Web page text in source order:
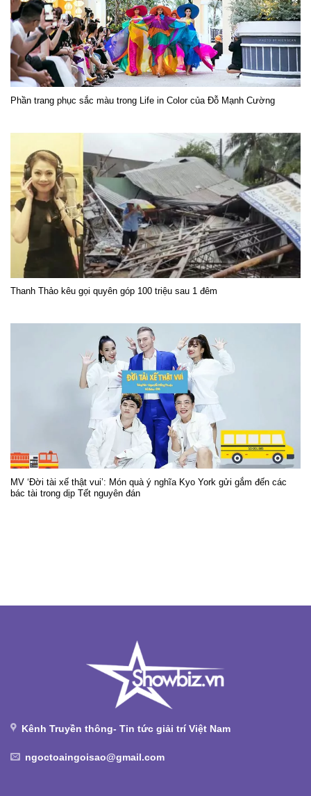
Phần trang phục sắc màu trong Life in Color của Đỗ Mạnh Cường
Thanh Thảo kêu gọi quyên góp 100 triệu sau 1 đêm
MV ‘Đời tài xế thật vui’: Món quà ý nghĩa Kyo York gửi gắm đến các
bác tài trong dịp Tết nguyên đán
Kênh Truyền thông- Tin tức giải trí Việt Nam
ngoctoaingoisao@gmail.com